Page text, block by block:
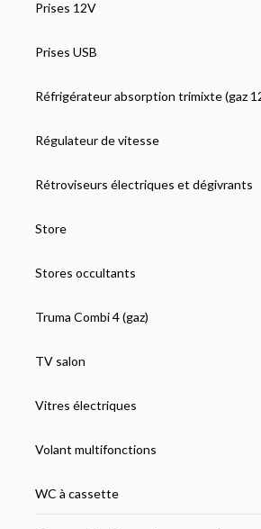
Prises 12V
Prises USB
Réfrigérateur absorption trimixte (gaz
Régulateur de vitesse
Rétroviseurs électriques et dégivrants
Store
Stores occultants
Truma Combi 4 (gaz)
TV salon
Vitres électriques
Volant multifonctions
WC à cassette